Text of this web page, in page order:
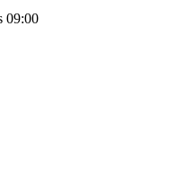
09:00